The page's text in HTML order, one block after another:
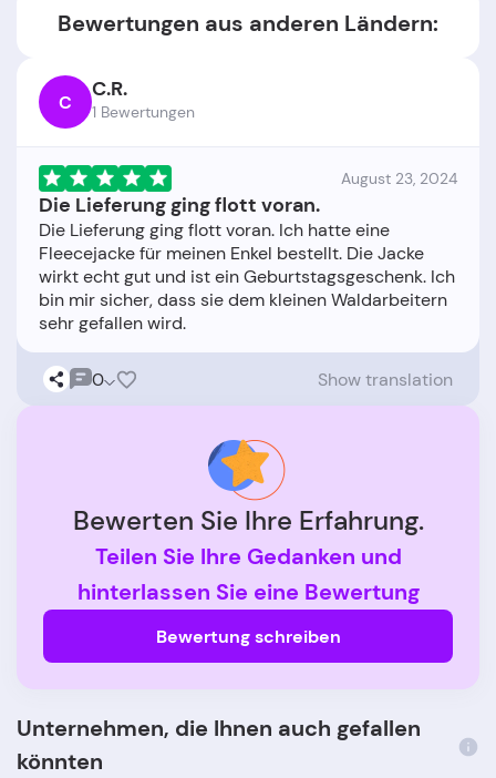
Bewertungen aus anderen Ländern:
C C.R.
1 Bewertungen
August 23, 2024
Die Lieferung ging flott voran.
Die Lieferung ging flott voran. Ich hatte eine
Fleecejacke für meinen Enkel bestellt. Die Jacke
wirkt echt gut und ist ein Geburtstagsgeschenk. Ich
bin mir sicher, dass sie dem kleinen Waldarbeitern
0 Show translation
Bewerten Sie Ihre Erfahrung.
Teilen Sie Ihre Gedanken und
hinterlassen Sie eine Bewertung
Bewertung schreiben
Unternehmen, die Ihnen auch gefallen
könnten